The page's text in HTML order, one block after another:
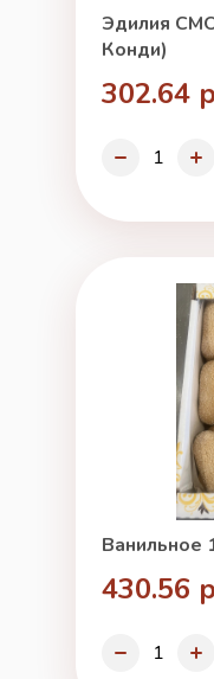
Эдилия
Конди)
302.64
Ванильное
430.56